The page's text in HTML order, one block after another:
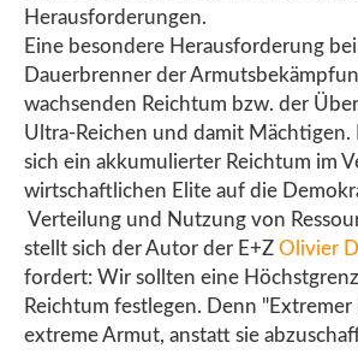
Herausforderungen.
Eine besondere Herausforderung
Dauerbrenner der
wachsenden Reichtum bzw. der
Ultra-Reichen und damit Mächtigen.
sich ein akkumulierter Reichtum im
wirtschaftlichen Elite auf die
Verteilung und Nutzung von
stellt sich der Autor der E+Z Olivier
fordert: Wir sollten eine
Reichtum festlegen. Denn
extreme Armut, anstatt sie